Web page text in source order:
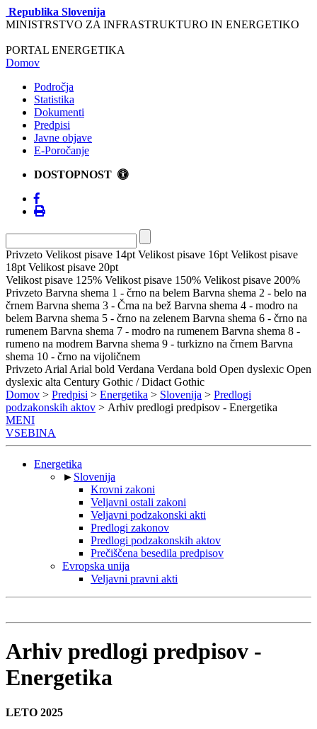
Republika Slovenija
MINISTRSTVO ZA INFRASTRUKTURO IN ENERGETIKO
PORTAL ENERGETIKA
Domov
Področja
Statistika
Dokumenti
Predpisi
Javne objave
E-Poročanje
DOSTOPNOST
Privzeto Velikost pisave 14pt Velikost pisave 16pt Velikost pisave
18pt Velikost pisave 20pt
Velikost pisave 125% Velikost pisave 150% Velikost pisave 200%
Privzeto Barvna shema 1 - črno na belem Barvna shema 2 - belo na
črnem Barvna shema 3 - Črna na bež Barvna shema 4 - modro na
belem Barvna shema 5 - črno na zelenem Barvna shema 6 - črno na
rumenem Barvna shema 7 - modro na rumenem Barvna shema 8 -
rumeno na modrem Barvna shema 9 - turkizno na črnem Barvna
shema 10 - črno na vijoličnem
Privzeto Arial Arial bold Verdana Verdana bold Open dyslexic Open
dyslexic alta Century Gothic / Didact Gothic
Domov > Predpisi > Energetika > Slovenija > Predlogi
podzakonskih aktov > Arhiv predlogi predpisov - Energetika
MENI
VSEBINA
Energetika
► Slovenija
Krovni zakoni
Veljavni ostali zakoni
Veljavni podzakonski akti
Predlogi zakonov
Predlogi podzakonskih aktov
Prečiščena besedila predpisov
Evropska unija
Veljavni pravni akti
Arhiv predlogi predpisov -
Energetika
LETO 2025